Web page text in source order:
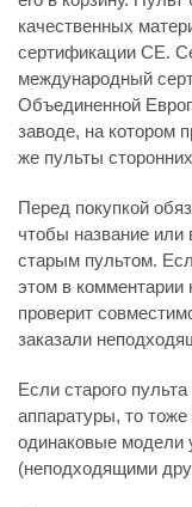
качественных
сертификации CE.
международный
Объединенной
заводе, на котором
же пульты
Перед покупкой
чтобы название
старым пультом.
этом в комментарии
проверит
заказали
Если старого
аппаратуры, то
одинаковые модели
(неподходящими